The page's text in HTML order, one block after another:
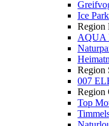
Ice
Region
AQUA
Region
007
Region
Top